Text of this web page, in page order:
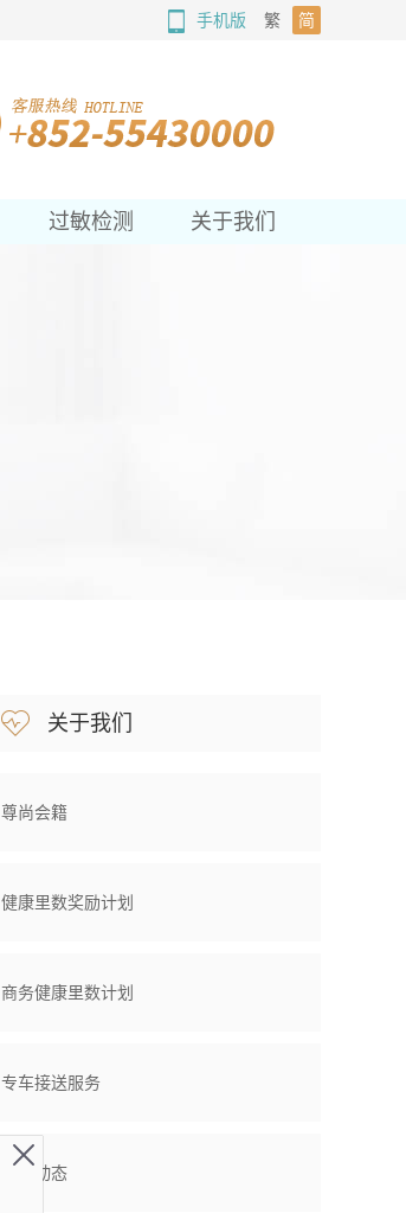
手机版 繁 简
过敏检测 关于我们
关于我们
尊尚会籍
健康里数奖励计划
商务健康里数计划
专车接送服务
公司动态